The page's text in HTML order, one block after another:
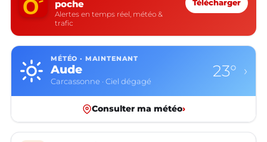
poche
Alertes en temps réel, météo &
trafic
Télécharger
MÉTÉO · MAINTENANT
Aude
Carcassonne · Ciel dégagé
23° ›
Consulter ma météo›